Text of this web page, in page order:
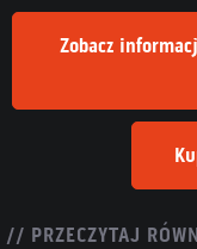
Zobacz
// PRZECZYTAJ